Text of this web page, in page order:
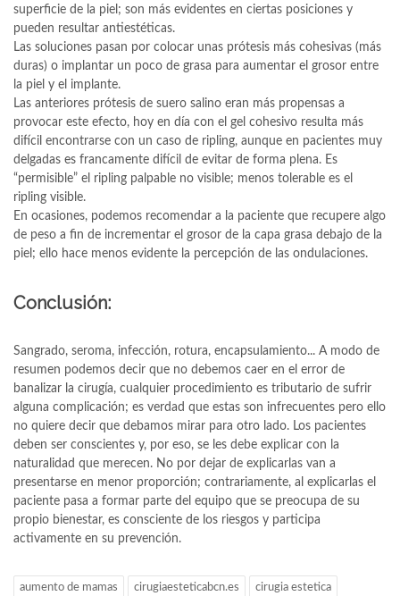
superficie de la piel; son más evidentes en ciertas posiciones y
pueden resultar antiestéticas.
Las soluciones pasan por colocar unas prótesis más cohesivas (más
duras) o implantar un poco de grasa para aumentar el grosor entre
la piel y el implante.
Las anteriores prótesis de suero salino eran más propensas a
provocar este efecto, hoy en día con el gel cohesivo resulta más
difícil encontrarse con un caso de ripling, aunque en pacientes muy
delgadas es francamente difícil de evitar de forma plena. Es
“permisible” el ripling palpable no visible; menos tolerable es el
ripling visible.
En ocasiones, podemos recomendar a la paciente que recupere algo
de peso a fin de incrementar el grosor de la capa grasa debajo de la
piel; ello hace menos evidente la percepción de las ondulaciones.
Conclusión:
Sangrado, seroma, infección, rotura, encapsulamiento... A modo de
resumen podemos decir que no debemos caer en el error de
banalizar la cirugía, cualquier procedimiento es tributario de sufrir
alguna complicación; es verdad que estas son infrecuentes pero ello
no quiere decir que debamos mirar para otro lado. Los pacientes
deben ser conscientes y, por eso, se les debe explicar con la
naturalidad que merecen. No por dejar de explicarlas van a
presentarse en menor proporción; contrariamente, al explicarlas el
paciente pasa a formar parte del equipo que se preocupa de su
propio bienestar, es consciente de los riesgos y participa
activamente en su prevención.
aumento de mamas cirugiaesteticabcn.es cirugia estetica